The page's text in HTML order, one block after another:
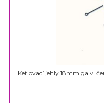
Ketlovací jehly 18mm galv.